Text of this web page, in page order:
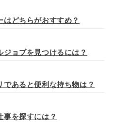
はどちらがおすすめ？
ジョブを見つけるには？
であると便利な持ち物は？
事を探すには？